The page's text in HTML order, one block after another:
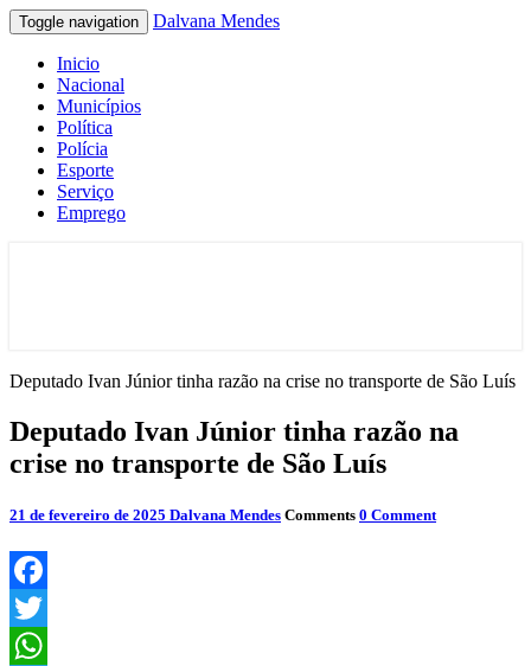
Toggle navigation Dalvana Mendes
Inicio
Nacional
Municípios
Política
Polícia
Esporte
Serviço
Emprego
Deputado Ivan Júnior tinha razão na crise no transporte de São Luís
Deputado Ivan Júnior tinha razão na
crise no transporte de São Luís
21 de fevereiro de 2025 Dalvana Mendes Comments 0 Comment
Facebook
Twitter